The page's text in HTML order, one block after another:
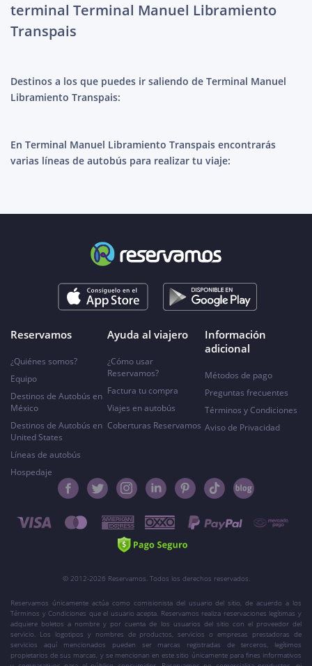
terminal Terminal Manuel Libramiento
Transpais
Destinos a los que puedes ir saliendo de Terminal Manuel
Libramiento Transpais:
En Terminal Manuel Libramiento Transpais encontrarás
varias líneas de autobús para realizar tu viaje:
Reservamos
¿Quiénes somos?
Equipo
Destinos de Autobús en
México
Destinos de Autobús en
United States
Líneas de autobús
Hospedaje
Ayuda al viajero
¿Cómo usar
Reservamos?
Factura tu compra
Viajes en autobús
Coberturas Reservamos
Información
adicional
Métodos de pago
Preguntas frecuentes
Términos y Condiciones
Aviso de Privacidad
© 2012-2026 Reservamos. Todos los derechos reservados.
Reservamos únicamente actúa como comisionista del usuario del sitio, de acuerdo a los
Términos y Condiciones que el usuario acepta. Reservamos realiza reservaciones legítimas y
adquiere boletos a nombre y por cuenta de los usuarios del sitio con el proveedor del
servicio. Los logotipos y nombres de productos, servicios o empresas prestadoras de
servicios aquí mencionados pueden ser marcas registradas de terceros, legítimos
propietarios de sus marcas, y se mencionan en este sitio únicamente para fines informativos